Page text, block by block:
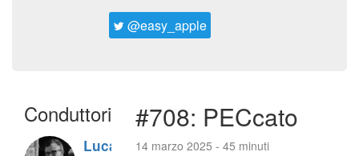
@easy_apple
Conduttori
Luca
#708: PECcato
14 marzo 2025 - 45 minuti